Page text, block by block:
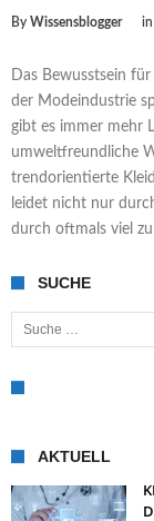
By Wissensblogger in
Das Bewusstsein
der Modeindustrie
gibt es immer mehr
umweltfreundliche
trendorientierte
leidet nicht nur
durch oftmals viel
SUCHE
Suche nach:
AKTUELL